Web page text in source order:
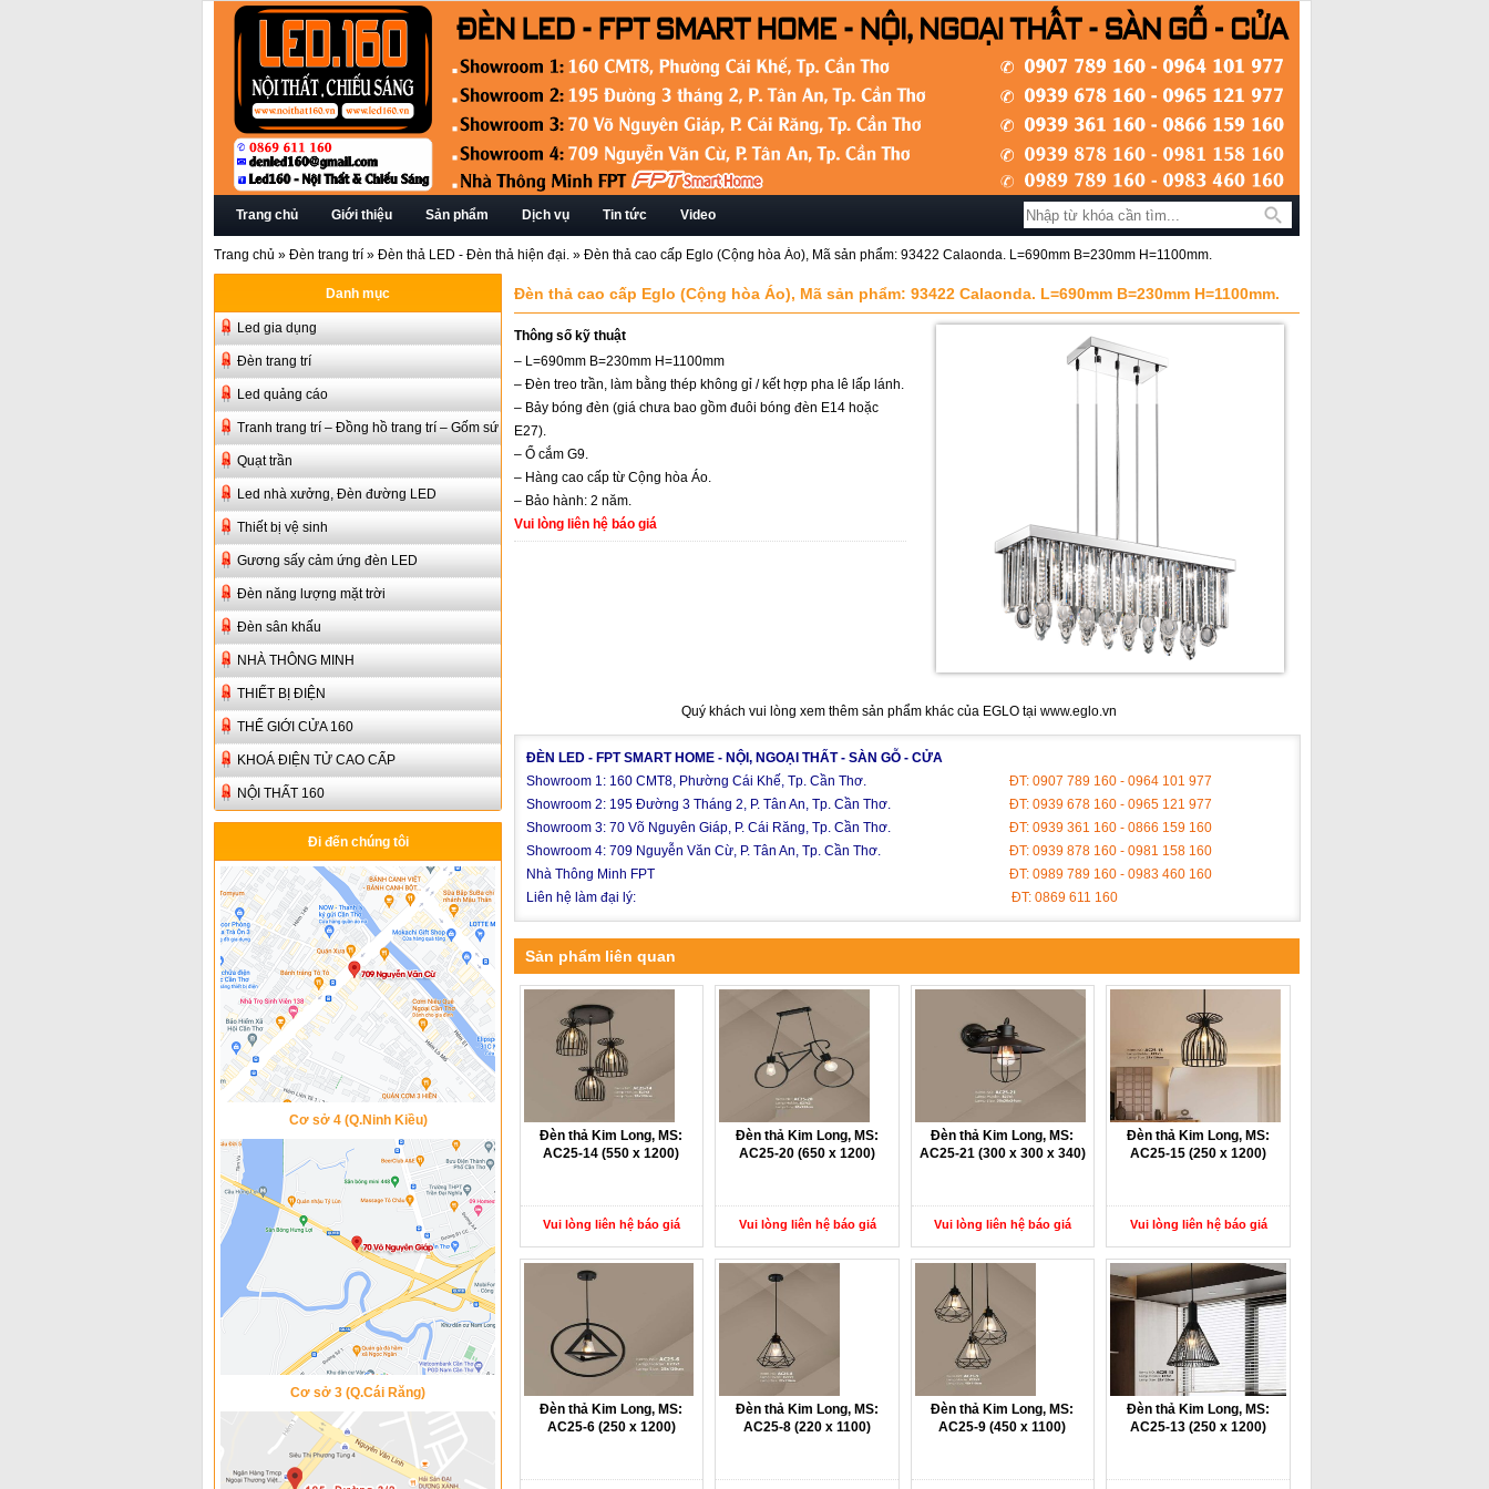
Trang chủ Giới thiệu Sản phẩm Dịch vụ Tin tức Video Tìm kiếm
Trang chủ » Đèn trang trí » Đèn thả LED - Đèn thả hiện đại. » Đèn thả cao cấp Eglo (Cộng hòa Áo), Mã sản phẩm: 93422 Calaonda. L=690mm B=230mm H=1100mm.
Danh mục
Led gia dụng
Đèn trang trí
Led quảng cáo
Tranh trang trí – Đồng hồ trang trí – Gốm sứ
Quạt trần
Led nhà xưởng, Đèn đường LED
Thiết bị vệ sinh
Gương sấy cảm ứng đèn LED
Đèn năng lượng mặt trời
Đèn sân khấu
NHÀ THÔNG MINH
THIẾT BỊ ĐIỆN
THẾ GIỚI CỬA 160
KHOÁ ĐIỆN TỬ CAO CẤP
NỘI THẤT 160
Đi đến chúng tôi
Cơ sở 4 (Q.Ninh Kiều)
Cơ sở 3 (Q.Cái Răng)
Đèn thả cao cấp Eglo (Cộng hòa Áo), Mã sản phẩm: 93422 Calaonda. L=690mm B=230mm H=1100mm.
Thông số kỹ thuật
– L=690mm B=230mm H=1100mm
– Đèn treo trần, làm bằng thép không gỉ / kết hợp pha lê lấp lánh.
– Bảy bóng đèn (giá chưa bao gồm đuôi bóng đèn E14 hoặc
E27).
– Ổ cắm G9.
– Hàng cao cấp từ Cộng hòa Áo.
– Bảo hành: 2 năm.
Vui lòng liên hệ báo giá
Quý khách vui lòng xem thêm sản phẩm khác của EGLO tại www.eglo.vn
ĐÈN LED - FPT SMART HOME - NỘI, NGOẠI THẤT - SÀN GỖ - CỬA
Showroom 1: 160 CMT8, Phường Cái Khế, Tp. Cần Thơ.
ĐT: 0907 789 160 - 0964 101 977
Showroom 2: 195 Đường 3 Tháng 2, P. Tân An, Tp. Cần Thơ.
ĐT: 0939 678 160 - 0965 121 977
Showroom 3: 70 Võ Nguyên Giáp, P. Cái Răng, Tp. Cần Thơ.
ĐT: 0939 361 160 - 0866 159 160
Showroom 4: 709 Nguyễn Văn Cừ, P. Tân An, Tp. Cần Thơ.
ĐT: 0939 878 160 - 0981 158 160
Nhà Thông Minh FPT
ĐT: 0989 789 160 - 0983 460 160
Liên hệ làm đại lý:
ĐT: 0869 611 160
Sản phẩm liên quan
Đèn thả Kim Long, MS:
AC25-14 (550 x 1200)
Vui lòng liên hệ báo giá
Đèn thả Kim Long, MS:
AC25-20 (650 x 1200)
Vui lòng liên hệ báo giá
Đèn thả Kim Long, MS:
AC25-21 (300 x 300 x 340)
Vui lòng liên hệ báo giá
Đèn thả Kim Long, MS:
AC25-15 (250 x 1200)
Vui lòng liên hệ báo giá
Đèn thả Kim Long, MS:
AC25-6 (250 x 1200)
Đèn thả Kim Long, MS:
AC25-8 (220 x 1100)
Đèn thả Kim Long, MS:
AC25-9 (450 x 1100)
Đèn thả Kim Long, MS:
AC25-13 (250 x 1200)